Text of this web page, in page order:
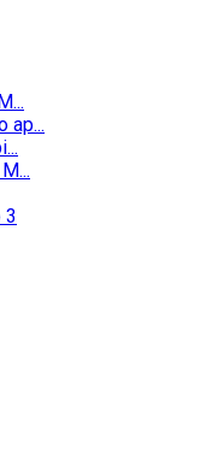
ap...
3